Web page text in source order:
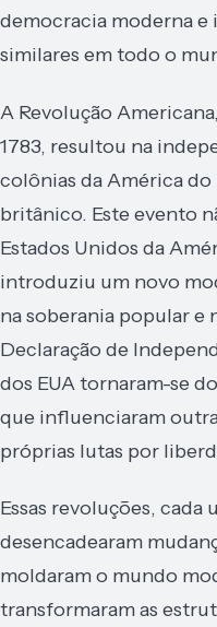
democracia moderna
similares em todo o
A Revolução
1783, resultou na
colônias da América
britânico. Este evento
Estados Unidos da
introduziu um novo
na soberania popular e
Declaração de
dos EUA tornaram-se
que influenciaram
próprias lutas por
Essas revoluções, cada
desencadearam
moldaram o mundo
transformaram as